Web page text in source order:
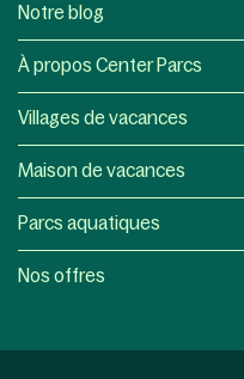
Notre blog
À propos Center Parcs
Villages de vacances
Maison de vacances
Parcs aquatiques
Nos offres